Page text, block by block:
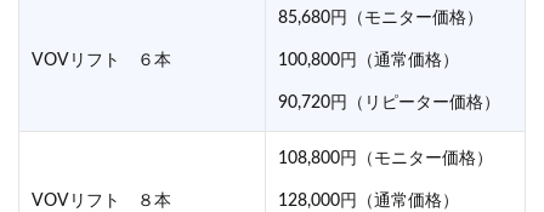
VOVリフト ６本
85,680円（モニター価格）
100,800円（通常価格）
90,720円（リピーター価格）
VOVリフト ８本
108,800円（モニター価格）
128,000円（通常価格）